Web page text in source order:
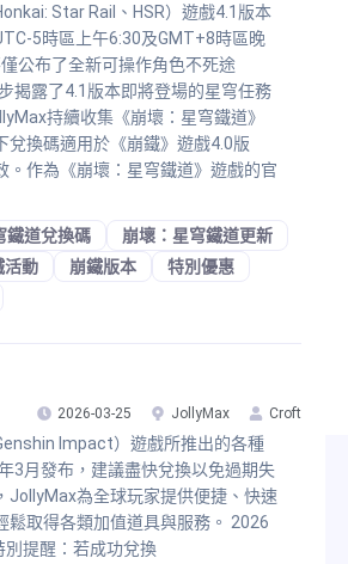
Star Rail、HSR）遊戲4.1版本
5時區上午6:30及GMT+8時區晚
公布了全新可操作角色不死途
揭露了4.1版本即將登場的星穹任務
持續收集《崩壞：星穹鐵道》
兌換碼適用於《崩鐵》遊戲4.0版
。作為《崩壞：星穹鐵道》遊戲的官
鐵道兌換碼
崩壞：星穹鐵道更新
活動 崩鐵版本
特別優惠
2026-03-25 JollyMax Croft
Impact）遊戲所推出的各種
3月發布，建議盡快兌換以免過期失
JollyMax為全球玩家提供便捷、快速
鬆取得各類加值道具與服務。 2026
提醒：若成功兌換